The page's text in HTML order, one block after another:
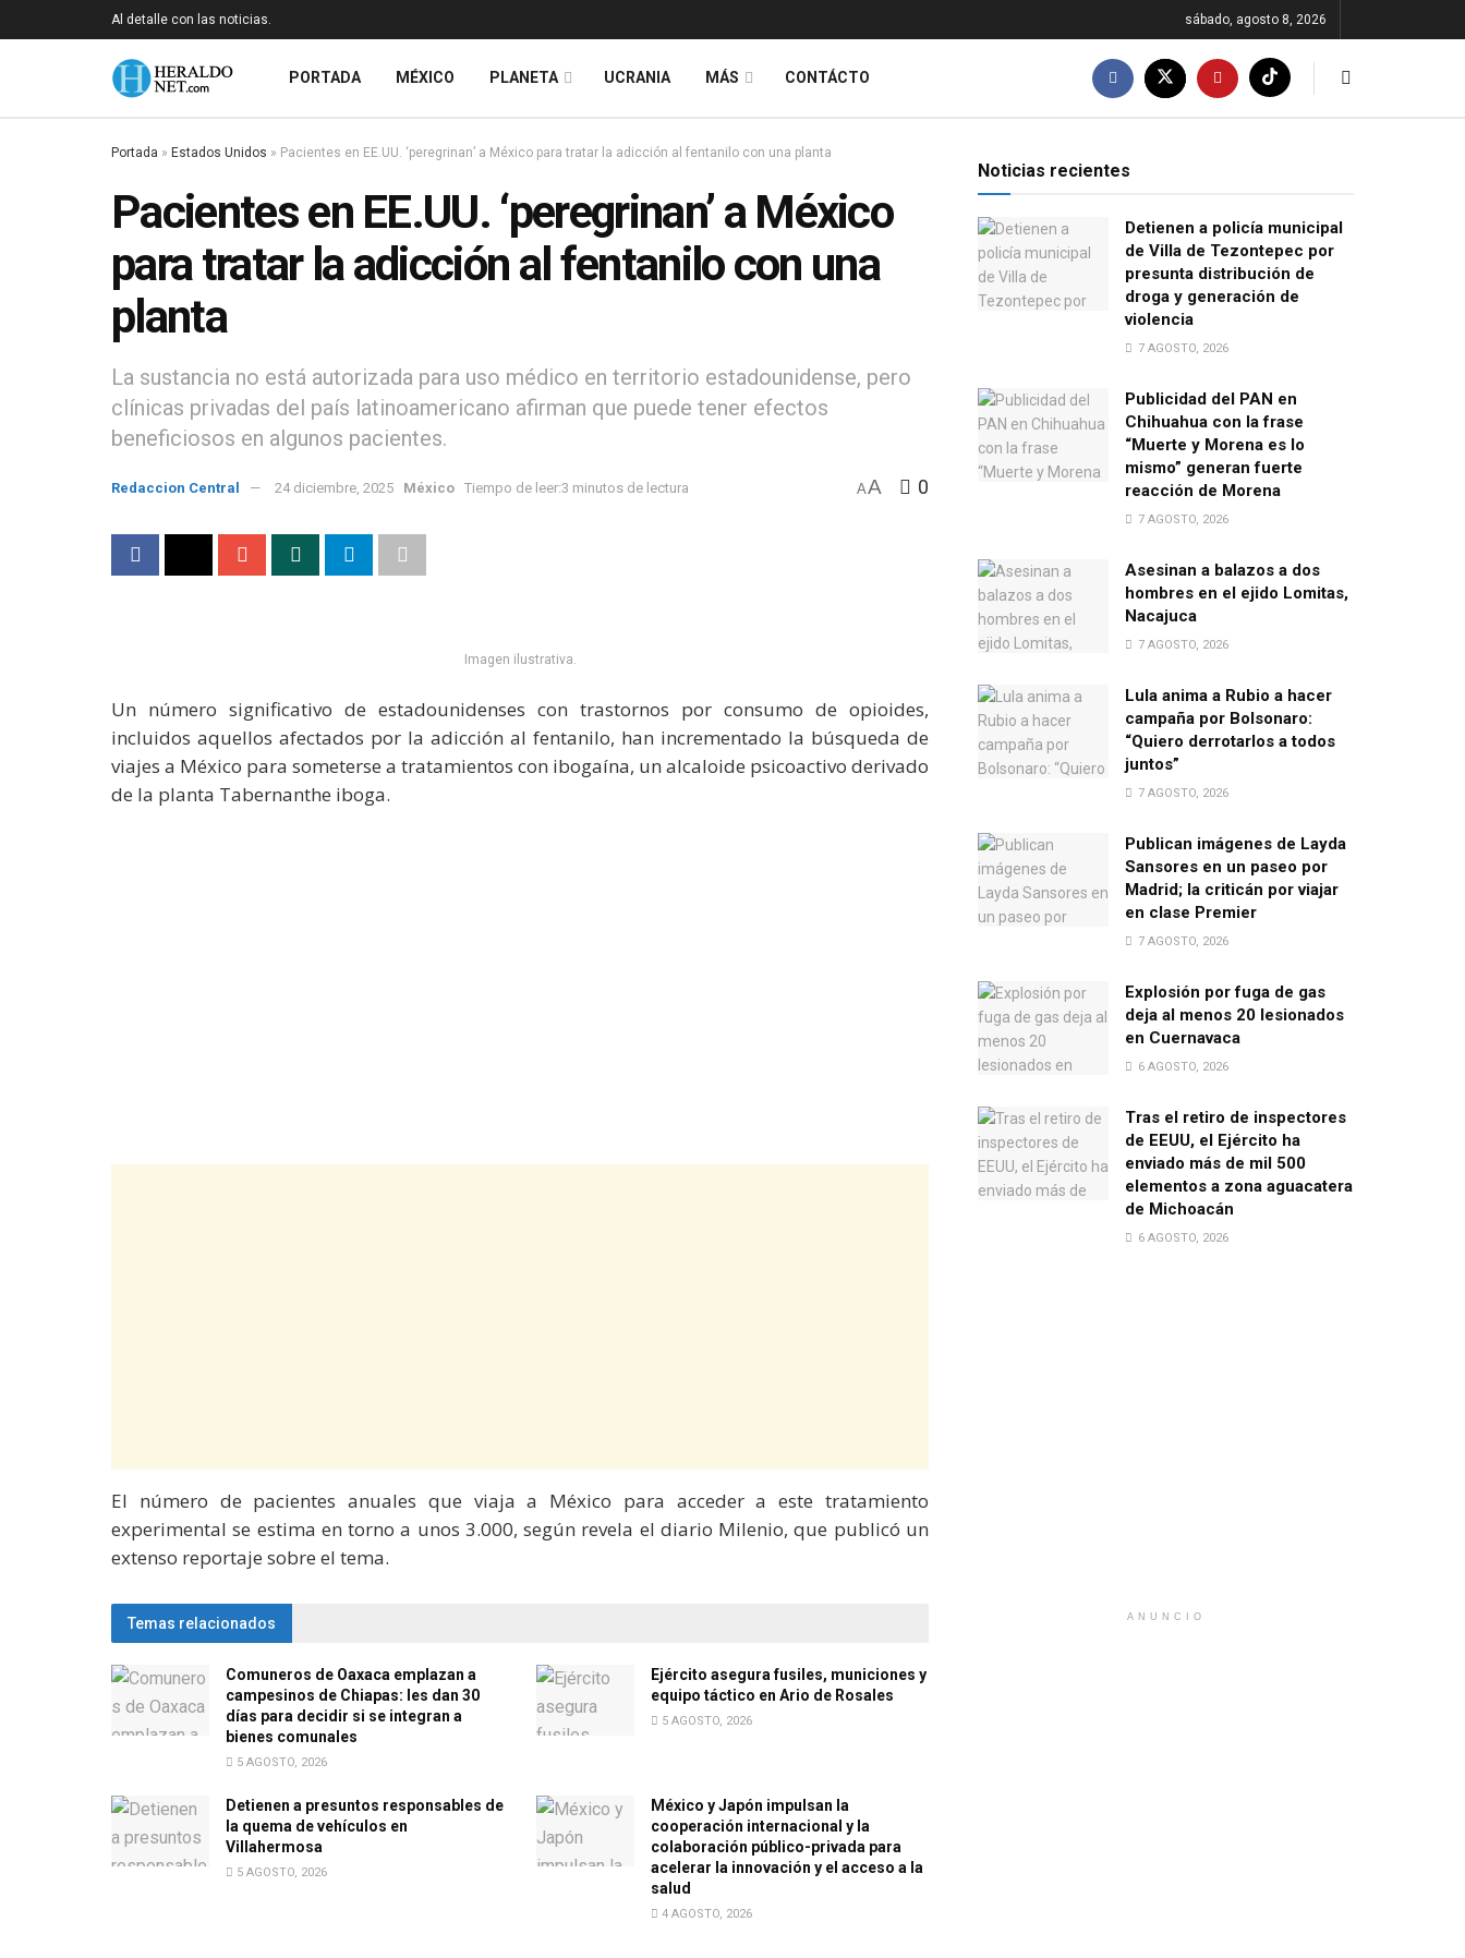
Al detalle con las noticias. sábado, agosto 8, 2026
PORTADA MÉXICO PLANETA UCRANIA MÁS CONTÁCTO
Portada » Estados Unidos » Pacientes en EE.UU. ‘peregrinan’ a México para tratar la adicción al fentanilo con una planta
Pacientes en EE.UU. ‘peregrinan’ a México
para tratar la adicción al fentanilo con una
planta
La sustancia no está autorizada para uso médico en territorio estadounidense, pero
clínicas privadas del país latinoamericano afirman que puede tener efectos
beneficiosos en algunos pacientes.
Redaccion Central 24 diciembre, 2025 México Tiempo de leer:3 minutos de lectura AA 0
Imagen ilustrativa.
Un número significativo de estadounidenses con trastornos por consumo de opioides,
incluidos aquellos afectados por la adicción al fentanilo, han incrementado la búsqueda de
viajes a México para someterse a tratamientos con ibogaína, un alcaloide psicoactivo derivado
de la planta Tabernanthe iboga.
El número de pacientes anuales que viaja a México para acceder a este tratamiento
experimental se estima en torno a unos 3.000, según revela el diario Milenio, que publicó un
extenso reportaje sobre el tema.
Temas relacionados
Comuneros de Oaxaca emplazan a
campesinos de Chiapas: les dan 30
días para decidir si se integran a
bienes comunales
5 AGOSTO, 2026
Ejército asegura fusiles, municiones y
equipo táctico en Ario de Rosales
5 AGOSTO, 2026
Detienen a presuntos responsables de
la quema de vehículos en
Villahermosa
5 AGOSTO, 2026
México y Japón impulsan la
cooperación internacional y la
colaboración público-privada para
acelerar la innovación y el acceso a la
salud
4 AGOSTO, 2026
Noticias recientes
Detienen a policía municipal
de Villa de Tezontepec por
presunta distribución de
droga y generación de
violencia
7 AGOSTO, 2026
Publicidad del PAN en
Chihuahua con la frase
“Muerte y Morena es lo
mismo” generan fuerte
reacción de Morena
7 AGOSTO, 2026
Asesinan a balazos a dos
hombres en el ejido Lomitas,
Nacajuca
7 AGOSTO, 2026
Lula anima a Rubio a hacer
campaña por Bolsonaro:
“Quiero derrotarlos a todos
juntos”
7 AGOSTO, 2026
Publican imágenes de Layda
Sansores en un paseo por
Madrid; la criticán por viajar
en clase Premier
7 AGOSTO, 2026
Explosión por fuga de gas
deja al menos 20 lesionados
en Cuernavaca
6 AGOSTO, 2026
Tras el retiro de inspectores
de EEUU, el Ejército ha
enviado más de mil 500
elementos a zona aguacatera
de Michoacán
6 AGOSTO, 2026
ANUNCIO